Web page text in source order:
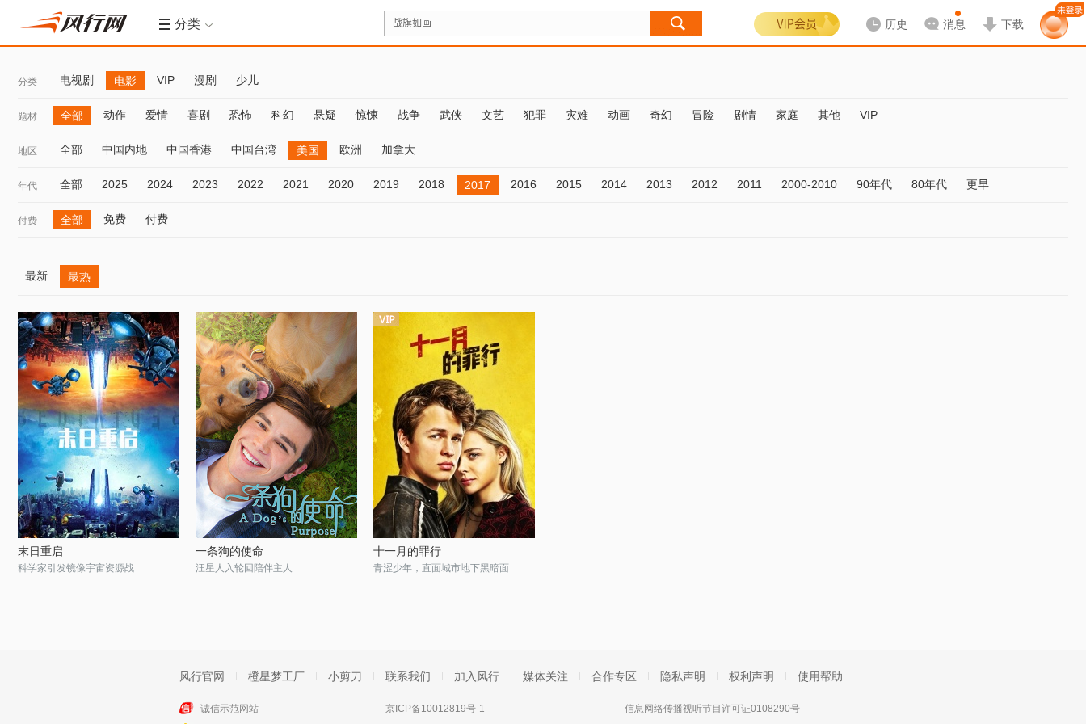
分类 历史 消息 下载
分类 电视剧 电影 VIP 漫剧 少儿
题材 全部 动作 爱情 喜剧 恐怖 科幻 悬疑 惊悚 战争 武侠 文艺 犯罪 灾难 动画 奇幻 冒险 剧情 家庭 其他 VIP
地区 全部 中国内地 中国香港 中国台湾 美国 欧洲 加拿大
年代 全部 2025 2024 2023 2022 2021 2020 2019 2018 2017 2016 2015 2014 2013 2012 2011 2000-2010 90年代 80年代 更早
付费 全部 免费 付费
最新 最热
末日重启
科学家引发镜像宇宙资源战
一条狗的使命
汪星人入轮回陪伴主人
十一月的罪行
青涩少年，直面城市地下黑暗面
风行官网 橙星梦工厂 小剪刀 联系我们 加入风行 媒体关注 合作专区 隐私声明 权利声明 使用帮助
诚信示范网站 京ICP备10012819号-1 信息网络传播视听节目许可证0108290号